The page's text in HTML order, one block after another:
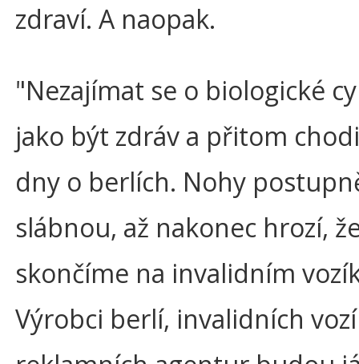
zdraví. A naopak.
"Nezajímat se o biologické
jako být zdráv a přitom
dny o berlích. Nohy
slábnou, až nakonec hrozí,
skončíme na invalidním
Výrobci berlí, invalidních